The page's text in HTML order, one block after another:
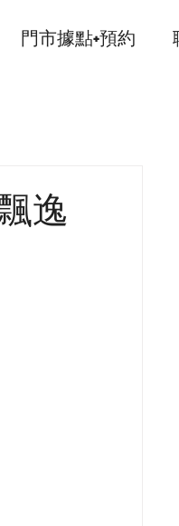
門市據點+預約
逸